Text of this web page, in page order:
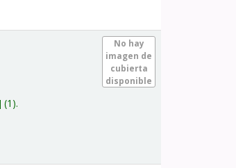
No hay
imagen de
cubierta
disponible
(1).